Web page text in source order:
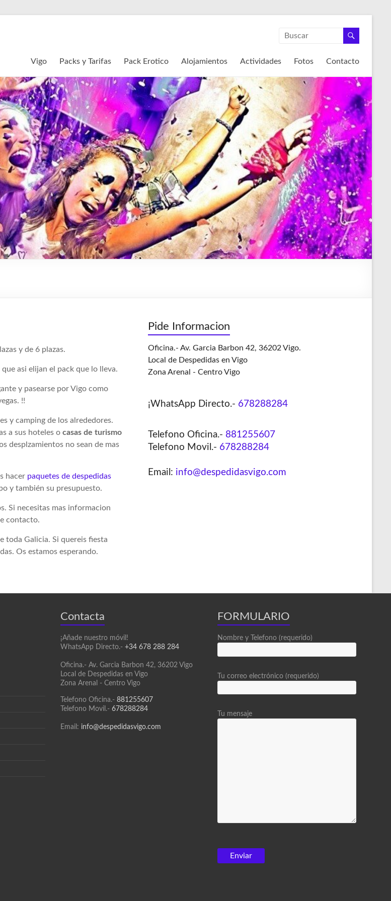
Vigo Packs y Tarifas Pack Erotico Alojamientos Actividades Fotos Contacto
y de 6 plazas.
asi elijan el pack que lo lleva.
y pasearse por Vigo como
!!
y camping de los alrededores.
a sus hoteles o casas de turismo
desplzamientos no sean de mas
hacer paquetes de despedidas
y también su presupuesto.
Si necesitas mas informacion
contacto.
toda Galicia. Si quereis fiesta
Os estamos esperando.
Pide Informacion
Oficina.- Av. Garcia Barbon 42, 36202 Vigo.
Local de Despedidas en Vigo
Zona Arenal - Centro Vigo
¡WhatsApp Directo.- 678288284
Telefono Oficina.- 881255607
Telefono Movil.- 678288284
Email: info@despedidasvigo.com
Contacta
¡Añade nuestro móvil!
WhatsApp Directo.- +34 678 288 284
Oficina.- Av. Garcia Barbon 42, 36202 Vigo
Local de Despedidas en Vigo
Zona Arenal - Centro Vigo
Telefono Oficina.- 881255607
Telefono Movil.- 678288284
Email: info@despedidasvigo.com
FORMULARIO
Nombre y Telefono (requerido)
Tu correo electrónico (requerido)
Tu mensaje